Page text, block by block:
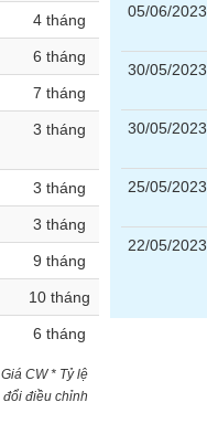
4 tháng
6 tháng
7 tháng
3 tháng
3 tháng
3 tháng
9 tháng
10 tháng
6 tháng
CW * Tỷ lệ
đổi điều chỉnh
05/06/2023
30/05/2023
30/05/2023
25/05/2023
22/05/2023